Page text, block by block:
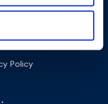
Policy